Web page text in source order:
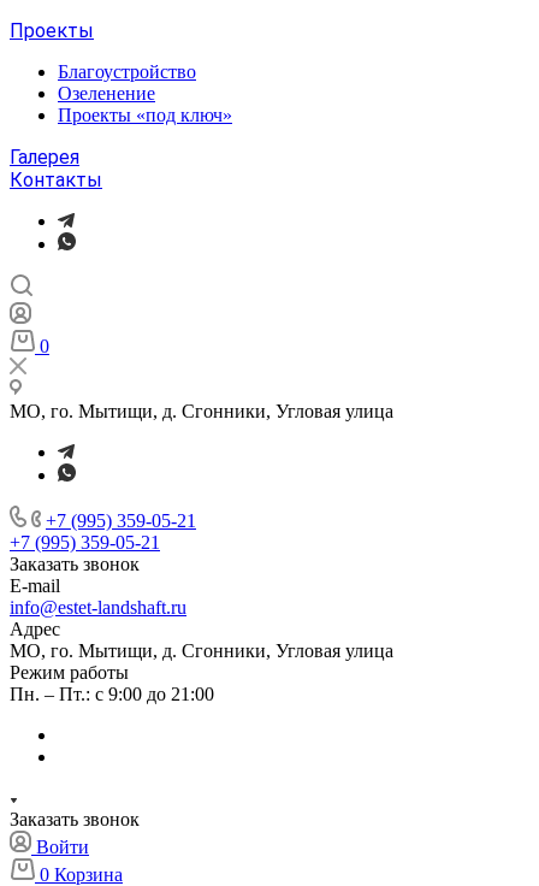
Проекты
Благоустройство
Озеленение
Проекты «под ключ»
Галерея
Контакты
0
МО, го. Мытищи, д. Сгонники, Угловая улица
+7 (995) 359-05-21
+7 (995) 359-05-21
Заказать звонок
E-mail
info@estet-landshaft.ru
Адрес
МО, го. Мытищи, д. Сгонники, Угловая улица
Режим работы
Пн. – Пт.: с 9:00 до 21:00
Заказать звонок
Войти
0 Корзина